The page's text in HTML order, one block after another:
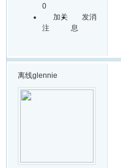
0
加关
注
发消
息
离线glennie